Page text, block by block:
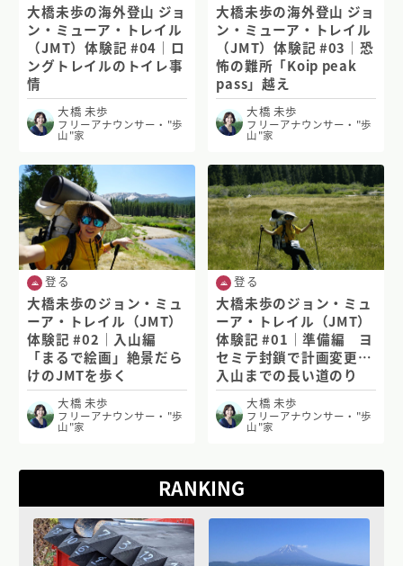
大橋未歩の海外登山 ジョ
ン・ミューア・トレイル
（JMT）体験記 #04｜ロ
ングトレイルのトイレ事
情
大橋 未歩
フリーアナウンサー・"歩
山"家
大橋未歩の海外登山 ジョ
ン・ミューア・トレイル
（JMT）体験記 #03｜恐
怖の難所「Koip peak
pass」越え
大橋 未歩
フリーアナウンサー・"歩
山"家
登る
大橋未歩のジョン・ミュ
ーア・トレイル（JMT）
体験記 #02｜入山編
「まるで絵画」絶景だら
けのJMTを歩く
大橋 未歩
フリーアナウンサー・"歩
山"家
登る
大橋未歩のジョン・ミュ
ーア・トレイル（JMT）
体験記 #01｜準備編 ヨ
セミテ封鎖で計画変更…
入山までの長い道のり
大橋 未歩
フリーアナウンサー・"歩
山"家
RANKING